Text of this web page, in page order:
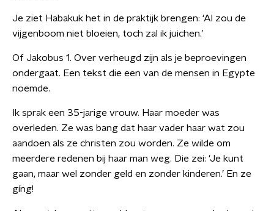
Je ziet Habakuk het in de praktijk brengen: ‘Al zou de
vijgenboom niet bloeien, toch zal ik juichen.’
Of Jakobus 1. Over verheugd zijn als je beproevingen
ondergaat. Een tekst die een van de mensen in Egypte
noemde.
Ik sprak een 35-jarige vrouw. Haar moeder was
overleden. Ze was bang dat haar vader haar wat zou
aandoen als ze christen zou worden. Ze wilde om
meerdere redenen bij haar man weg. Die zei: ‘Je kunt
gaan, maar wel zonder geld en zonder kinderen.’ En ze
gíng!